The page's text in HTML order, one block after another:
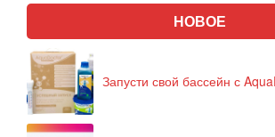
НОВОЕ
Запусти свой бассейн с